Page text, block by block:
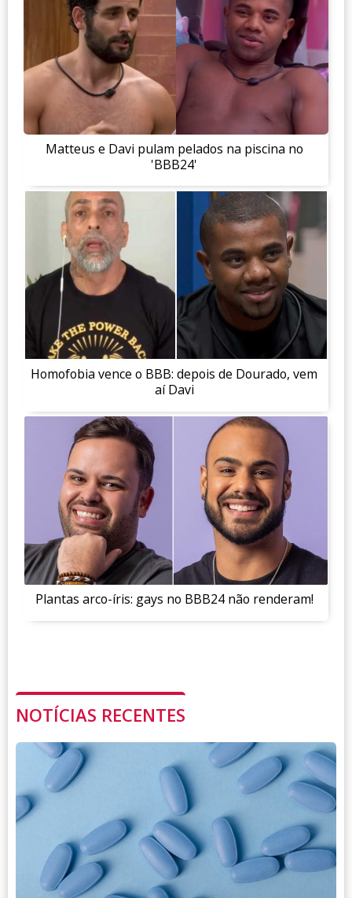
Matteus e Davi pulam pelados na piscina no
'BBB24'
Homofobia vence o BBB: depois de Dourado, vem
aí Davi
Plantas arco-íris: gays no BBB24 não renderam!
NOTÍCIAS RECENTES